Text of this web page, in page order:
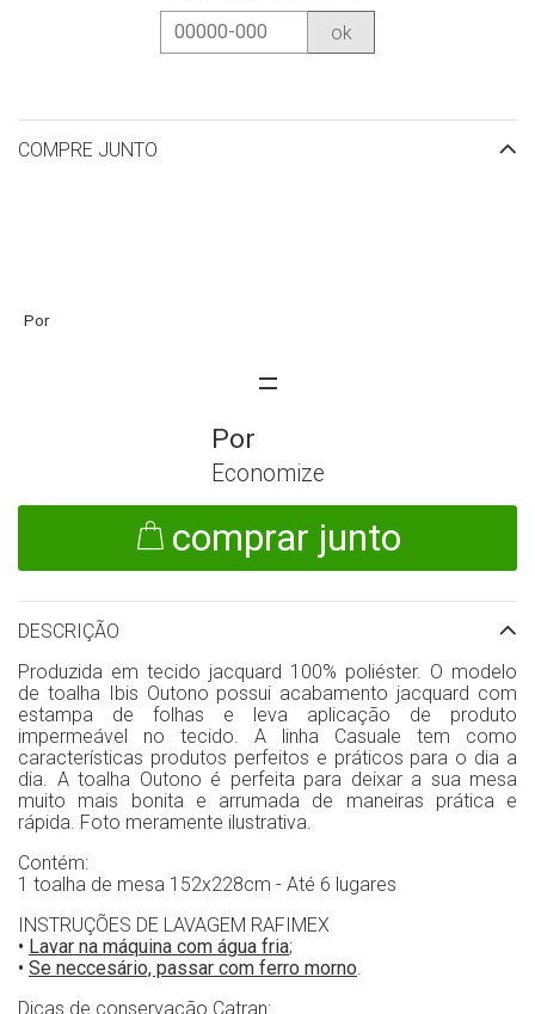
ok
COMPRE JUNTO
Economize
comprar junto
DESCRIÇÃO
Produzida em tecido jacquard 100% poliéster. O modelo
de toalha Ibis Outono possui acabamento jacquard com
estampa de folhas e leva aplicação de produto
impermeável no tecido. A linha Casuale tem como
características produtos perfeitos e práticos para o dia a
dia. A toalha Outono é perfeita para deixar a sua mesa
muito mais bonita e arrumada de maneiras prática e
rápida. Foto meramente ilustrativa.
Contém:
1 toalha de mesa 152x228cm - Até 6 lugares
INSTRUÇÕES DE LAVAGEM RAFIMEX
• Lavar na máquina com água fria;
• Se neccesário, passar com ferro morno
Dicas de conservação Catran: